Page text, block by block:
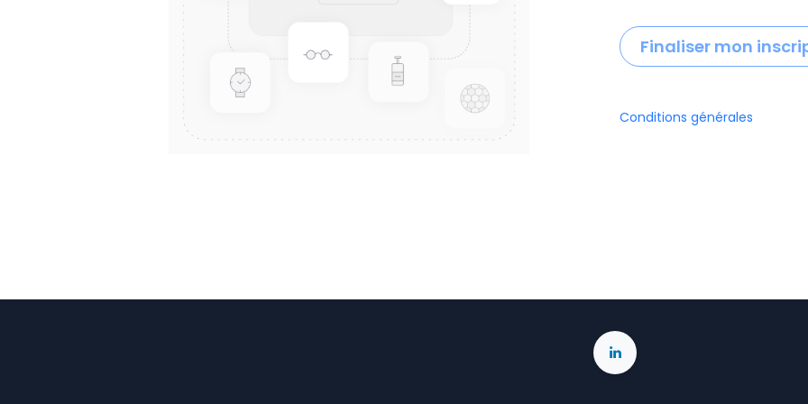
Finaliser mon
Conditions générales